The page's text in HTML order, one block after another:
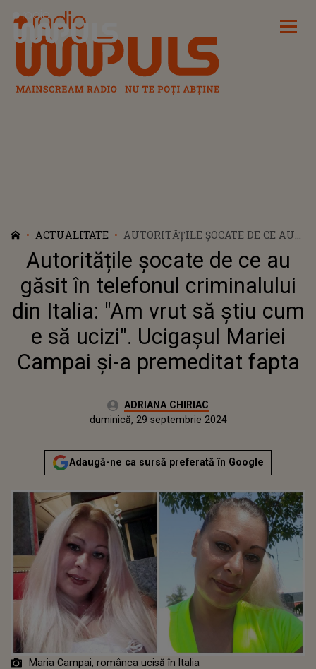
Radio Impuls
ACTUALITATE
AUTORITĂȚILE ȘOCATE DE CE AU
GĂSIT ÎN TELEFONUL
CRIMINALULUI DIN ITALIA: "AM
VRUT SĂ ȘTIU CUM E SĂ UCIZI".
UCIGAȘUL MARIEI CAMPAI ȘI-A
PREMEDITAT FAPTA
Autoritățile șocate de ce au
găsit în telefonul criminalului
din Italia: "Am vrut să știu cum
e să ucizi". Ucigașul Mariei
Campai și-a premeditat fapta
Autor:ADRIANA CHIRIAC
duminică, 29 septembrie 2024
Actualizat:
duminică, 29 septembrie 2024
Adaugă-ne ca sursă preferată în Google
Maria Campai, românca ucisă în Italia